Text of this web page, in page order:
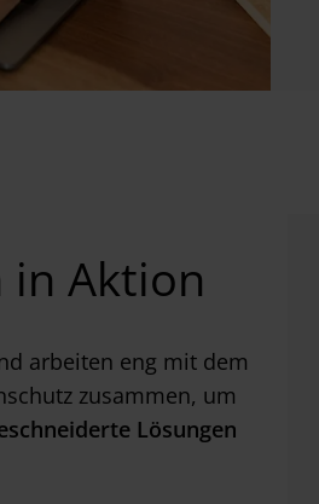
in Aktion
arbeiten eng mit dem
zusammen, um
Lösungen